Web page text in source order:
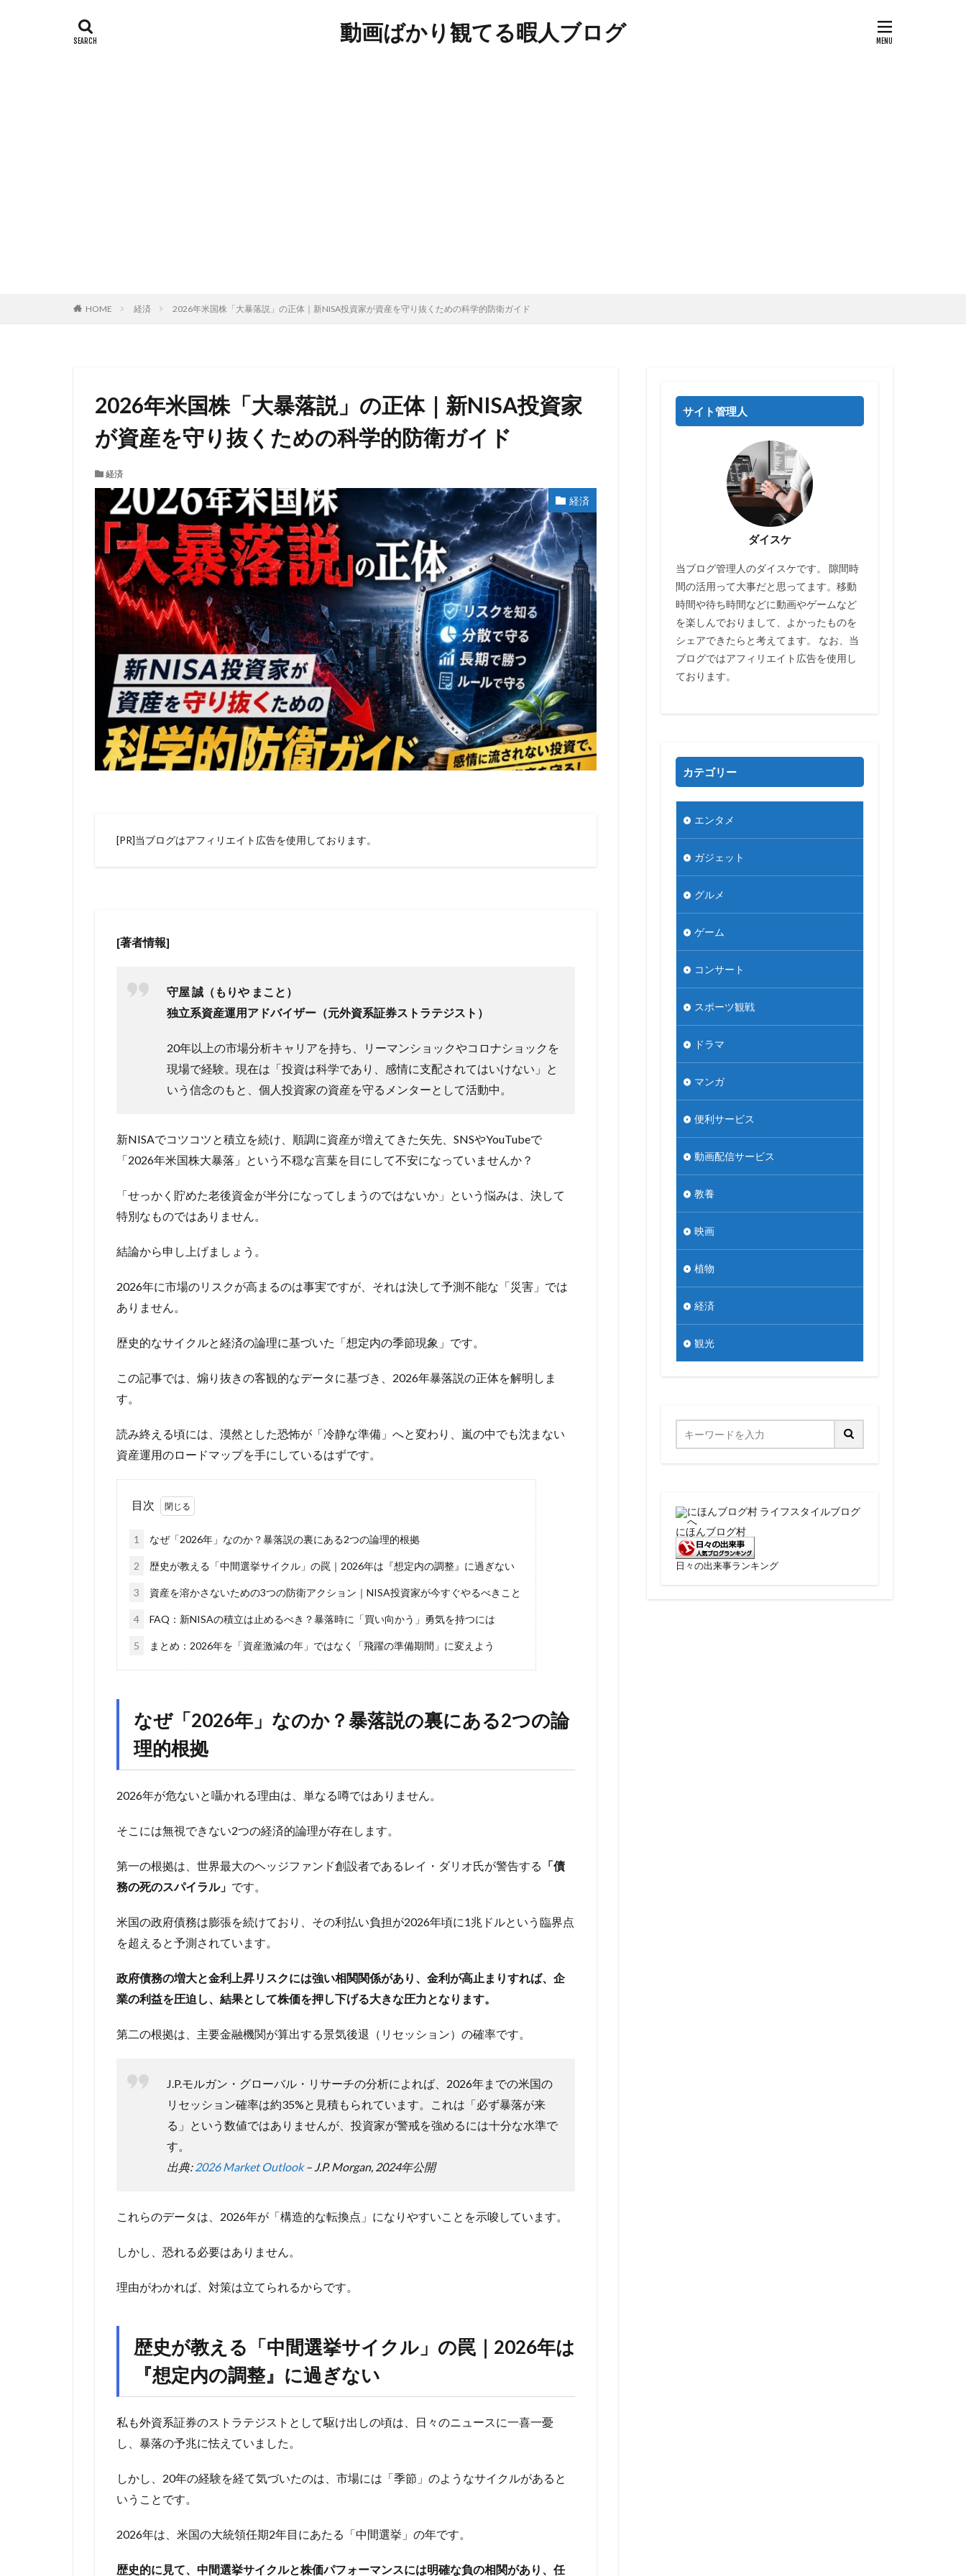
動画ばかり観てる暇人ブログ
HOME 経済 2026年米国株「大暴落説」の正体｜新NISA投資家が資産を守り抜くための科学的防衛ガイド
2026年米国株「大暴落説」の正体｜新NISA投資家
が資産を守り抜くための科学的防衛ガイド
経済
経済
[PR]当ブログはアフィリエイト広告を使用しております。
[著者情報]
守屋 誠（もりや まこと）
独立系資産運用アドバイザー（元外資系証券ストラテジスト）
20年以上の市場分析キャリアを持ち、リーマンショックやコロナショックを
現場で経験。現在は「投資は科学であり、感情に支配されてはいけない」と
いう信念のもと、個人投資家の資産を守るメンターとして活動中。
新NISAでコツコツと積立を続け、順調に資産が増えてきた矢先、SNSやYouTubeで
「2026年米国株大暴落」という不穏な言葉を目にして不安になっていませんか？
「せっかく貯めた老後資金が半分になってしまうのではないか」という悩みは、決して
特別なものではありません。
結論から申し上げましょう。
2026年に市場のリスクが高まるのは事実ですが、それは決して予測不能な「災害」では
ありません。
歴史的なサイクルと経済の論理に基づいた「想定内の季節現象」です。
この記事では、煽り抜きの客観的なデータに基づき、2026年暴落説の正体を解明しま
す。
読み終える頃には、漠然とした恐怖が「冷静な準備」へと変わり、嵐の中でも沈まない
資産運用のロードマップを手にしているはずです。
目次
1 なぜ「2026年」なのか？暴落説の裏にある2つの論理的根拠
2 歴史が教える「中間選挙サイクル」の罠｜2026年は『想定内の調整』に過ぎない
3 資産を溶かさないための3つの防衛アクション｜NISA投資家が今すぐやるべきこと
4 FAQ：新NISAの積立は止めるべき？暴落時に「買い向かう」勇気を持つには
5 まとめ：2026年を「資産激減の年」ではなく「飛躍の準備期間」に変えよう
なぜ「2026年」なのか？暴落説の裏にある2つの論
理的根拠
2026年が危ないと囁かれる理由は、単なる噂ではありません。
そこには無視できない2つの経済的論理が存在します。
第一の根拠は、世界最大のヘッジファンド創設者であるレイ・ダリオ氏が警告する 「債
務の死のスパイラル」 です。
米国の政府債務は膨張を続けており、その利払い負担が2026年頃に1兆ドルという臨界点
を超えると予測されています。
政府債務の増大と金利上昇リスクには強い相関関係があり、金利が高止まりすれば、企
業の利益を圧迫し、結果として株価を押し下げる大きな圧力となります。
第二の根拠は、主要金融機関が算出する景気後退（リセッション）の確率です。
J.P.モルガン・グローバル・リサーチの分析によれば、2026年までの米国の
リセッション確率は約35%と見積もられています。これは「必ず暴落が来
る」という数値ではありませんが、投資家が警戒を強めるには十分な水準で
す。
出典: 2026 Market Outlook– J.P. Morgan, 2024年公開
これらのデータは、2026年が「構造的な転換点」になりやすいことを示唆しています。
しかし、恐れる必要はありません。
理由がわかれば、対策は立てられるからです。
歴史が教える「中間選挙サイクル」の罠｜2026年は
『想定内の調整』に過ぎない
私も外資系証券のストラテジストとして駆け出しの頃は、日々のニュースに一喜一憂
し、暴落の予兆に怯えていました。
しかし、20年の経験を経て気づいたのは、市場には「季節」のようなサイクルがあると
いうことです。
2026年は、米国の大統領任期2年目にあたる「中間選挙」の年です。
歴史的に見て、中間選挙サイクルと株価パフォーマンスには明確な負の相関があり、任
サイト管理人
ダイスケ
当ブログ管理人のダイスケです。 隙間時
間の活用って大事だと思ってます。移動
時間や待ち時間などに動画やゲームなど
を楽しんでおりまして、よかったものを
シェアできたらと考えてます。 なお、当
ブログではアフィリエイト広告を使用し
ております。
カテゴリー
エンタメ
ガジェット
グルメ
ゲーム
コンサート
スポーツ観戦
ドラマ
マンガ
便利サービス
動画配信サービス
教養
映画
植物
経済
観光
にほんブログ村
日々の出来事ランキング